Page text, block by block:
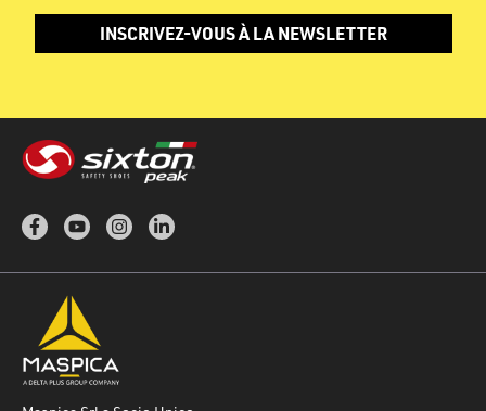
INSCRIVEZ-VOUS À LA NEWSLETTER